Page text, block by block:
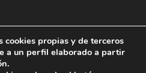
Legal|Política de Cookies|
|
cookies propias y de terceros
a un perfil elaborado a partir